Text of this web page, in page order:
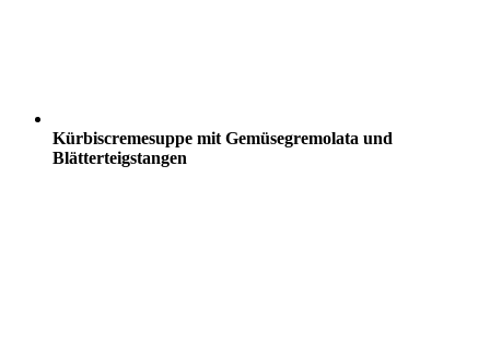
Kürbiscremesuppe mit Gemüsegremolata und
Blätterteigstangen